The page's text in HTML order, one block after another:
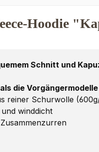
Hoodie
Schnitt und
die Vorgängermodelle
reiner Schurwolle
winddicht